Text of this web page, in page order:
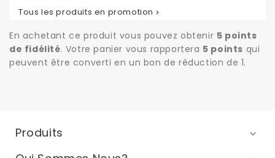
Tous les produits en promotion 
En achetant ce produit vous pouvez obtenir 5 points
de fidélité. Votre panier vous rapportera 5 points qui
peuvent être converti en un bon de réduction de 1.
Produits 